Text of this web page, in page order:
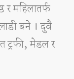
र महिलातर्फ
बने । दुवै
ट्रफी, मेडल र